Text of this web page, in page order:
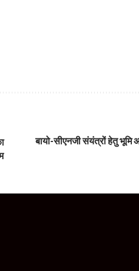
बायो-सीएनजी संयंत्रों हेतु